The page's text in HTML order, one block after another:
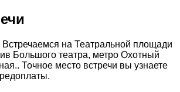
Встречаемся на Театральной площади
Большого театра, метро Охотный
Точное место встречи вы узнаете